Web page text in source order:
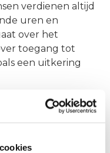
verdienen altijd
uren en
over het
toegang tot
een uitkering
werk meer is meer
hebben wij
stap in hun